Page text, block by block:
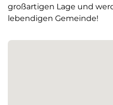
großartigen Lage und
lebendigen Gemeinde!